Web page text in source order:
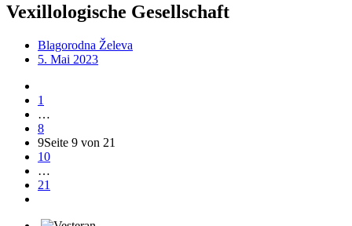
Vexillologische Gesellschaft
Blagorodna Želeva
5. Mai 2023
1
…
8
9Seite 9 von 21
10
…
21